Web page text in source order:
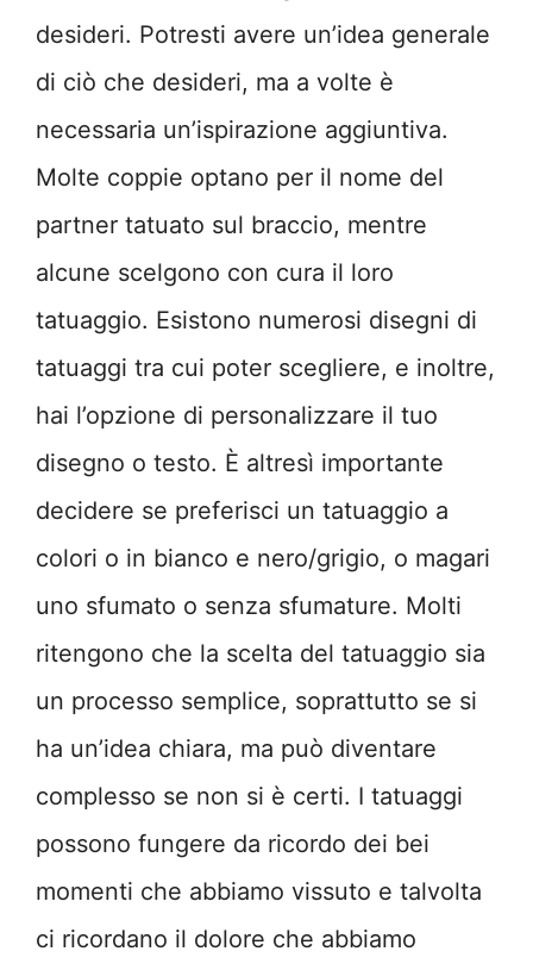
desideri. Potresti avere un’idea generale
di ciò che desideri, ma a volte è
necessaria un’ispirazione aggiuntiva.
Molte coppie optano per il nome del
partner tatuato sul braccio, mentre
alcune scelgono con cura il loro
tatuaggio. Esistono numerosi disegni di
tatuaggi tra cui poter scegliere, e inoltre,
hai l’opzione di personalizzare il tuo
disegno o testo. È altresì importante
decidere se preferisci un tatuaggio a
colori o in bianco e nero/grigio, o magari
uno sfumato o senza sfumature. Molti
ritengono che la scelta del tatuaggio sia
un processo semplice, soprattutto se si
ha un’idea chiara, ma può diventare
complesso se non si è certi. I tatuaggi
possono fungere da ricordo dei bei
momenti che abbiamo vissuto e talvolta
ci ricordano il dolore che abbiamo